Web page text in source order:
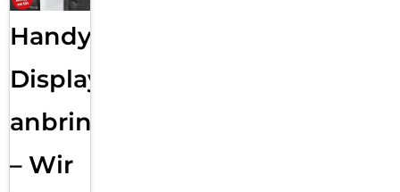
Handy
Displayfolie
anbringen
– Wir